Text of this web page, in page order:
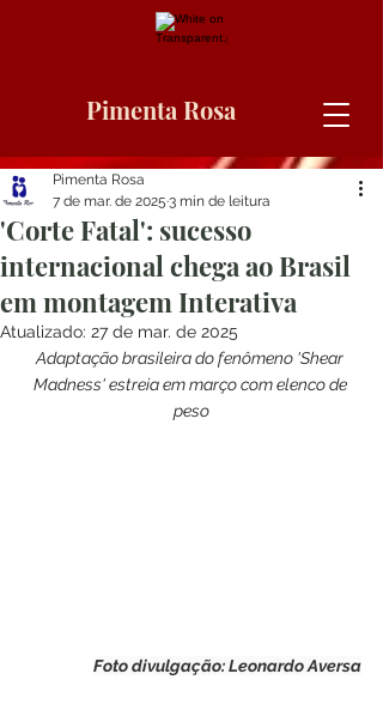
Pimenta Rosa
'Corte Fatal': sucesso
internacional chega ao Brasil
em montagem Interativa
Pimenta Rosa
7 de mar. de 2025 3 min de leitura
Atualizado: 27 de mar. de 2025
Adaptação brasileira do fenômeno 'Shear
Madness' estreia em março com elenco de
peso
Foto divulgação: Leonardo Aversa